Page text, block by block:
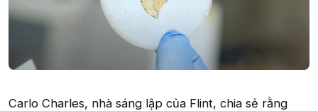
Carlo Charles, nhà sáng lập của Flint, chia sẻ rằng